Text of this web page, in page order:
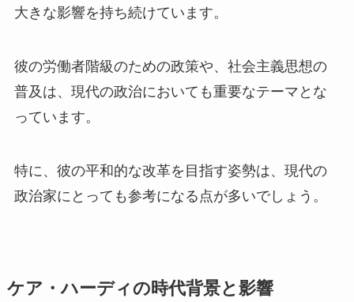
大きな影響を持ち続けています。
彼の労働者階級のための政策や、社会主義思想の
普及は、現代の政治においても重要なテーマとな
っています。
特に、彼の平和的な改革を目指す姿勢は、現代の
政治家にとっても参考になる点が多いでしょう。
ケア・ハーディの時代背景と影響